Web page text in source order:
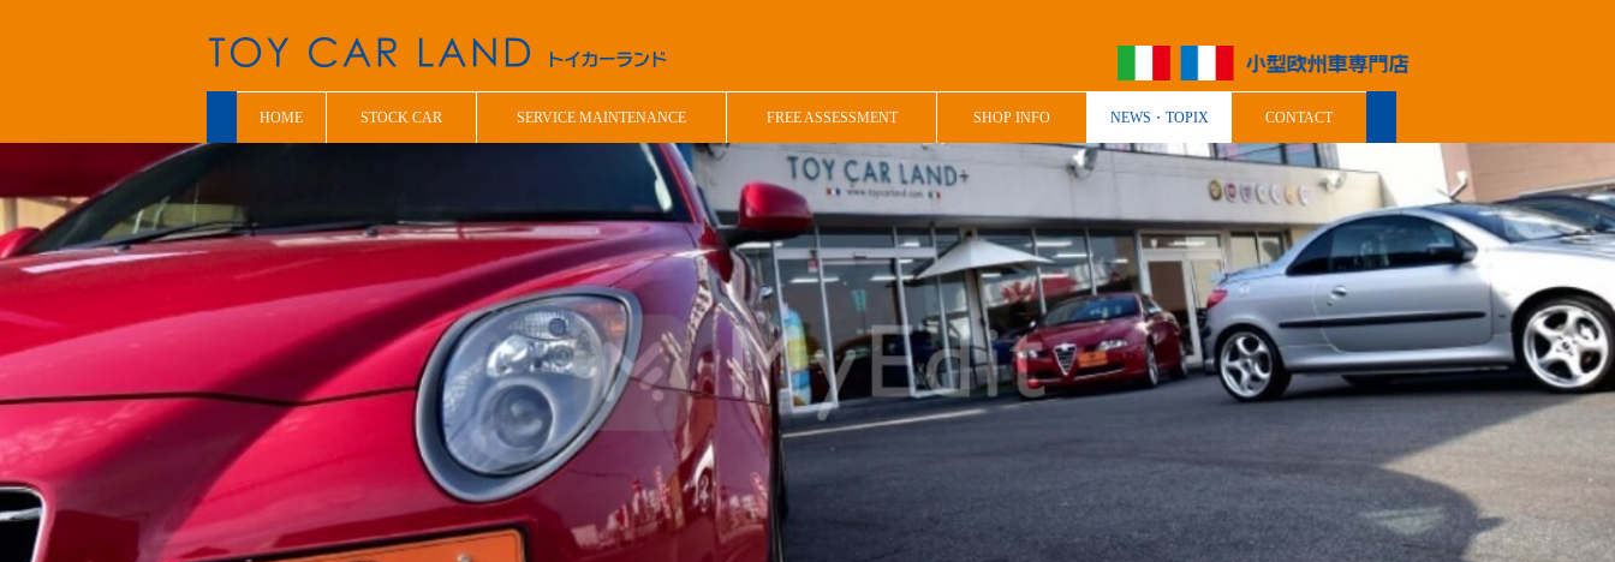
HOME STOCK CAR SERVICE MAINTENANCE FREE ASSESSMENT SHOP INFO NEWS・TOPIX CONTACT